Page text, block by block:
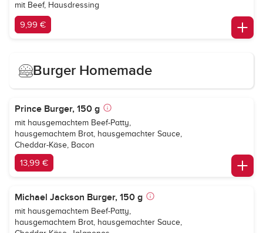
mit Beef, Hausdressing
9,99 €
Burger Homemade
Prince Burger, 150 g
mit hausgemachtem Beef-Patty,
hausgemachtem Brot, hausgemachter Sauce,
Cheddar-Käse, Bacon
13,99 €
Michael Jackson Burger, 150 g
mit hausgemachtem Beef-Patty,
hausgemachtem Brot, hausgemachter Sauce,